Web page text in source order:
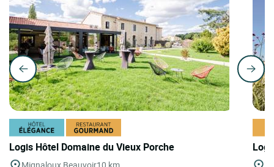
Logis Hôtel Domaine du Vieux Porche